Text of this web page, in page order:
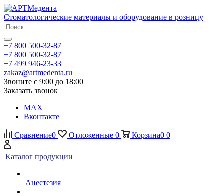
Стоматологические материалы и оборудование в розницу
+7 800 500-32-87
+7 800 500-32-87
+7 499 946-23-33
zakaz@artmedenta.ru
Звоните с 9:00 до 18:00
Заказать звонок
MAX
Вконтакте
Сравнение0 Отложенные 0 Корзина0 0
Каталог продукции
Анестезия